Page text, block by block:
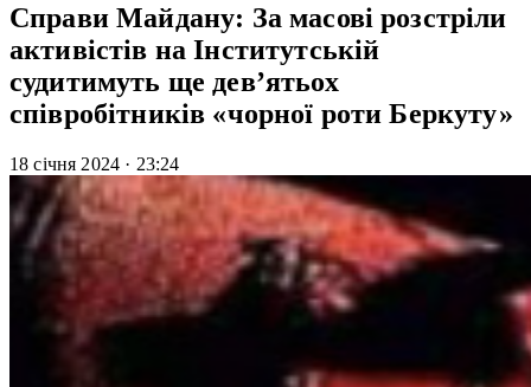
Справи Майдану: За масові розстріли
активістів на Інститутській
судитимуть ще дев’ятьох
співробітників «чорної роти Беркуту»
18 січня 2024 · 23:24